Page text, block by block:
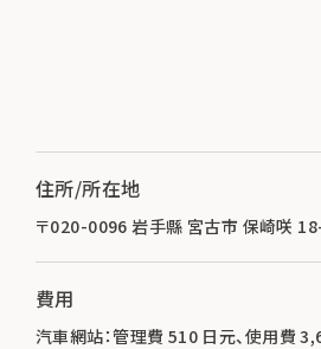
住所/所在地
〒020-0096 岩手縣 宮古市 保崎咲
費用
汽車網站：管理費 510 日元、使用費